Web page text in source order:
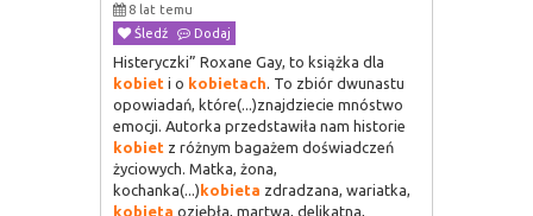
8 lat temu
Śledź
Dodaj
Histeryczki” Roxane Gay, to książka dla
kobiet i o kobietach. To zbiór dwunastu
opowiadań, które(...)znajdziecie mnóstwo
emocji. Autorka przedstawiła nam historie
kobiet z różnym bagażem doświadczeń
życiowych. Matka, żona,
kochanka(...) kobieta zdradzana, wariatka,
kobieta oziębła, martwa, delikatna,